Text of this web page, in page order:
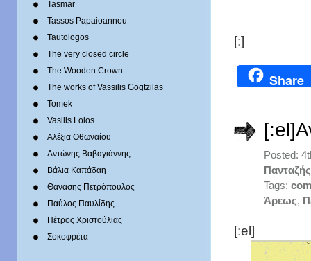
Tasmar
Tassos Papaioannou
Tautologos
The very closed circle
The Wooden Crown
The works of Vassilis Gogtzilas
Tomek
Vasilis Lolos
Αλέξια Οθωναίου
Αντώνης Βαβαγιάννης
Βάλια Καπάδαη
Θανάσης Πετρόπουλος
Παύλος Παυλίδης
Πέτρος Χριστούλιας
Σοκοφρέτα
[:]
Share
Posted:
Tags:
Άρεως,
[:el]